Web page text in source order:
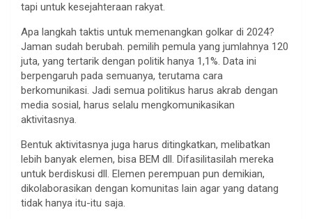
tapi untuk kesejahteraan rakyat.
Apa langkah taktis untuk memenangkan golkar di 2024?
Jaman sudah berubah. pemilih pemula yang jumlahnya 120
juta, yang tertarik dengan politik hanya 1,1%. Data ini
berpengaruh pada semuanya, terutama cara
berkomunikasi. Jadi semua politikus harus akrab dengan
media sosial, harus selalu mengkomunikasikan
aktivitasnya.
Bentuk aktivitasnya juga harus ditingkatkan, melibatkan
lebih banyak elemen, bisa BEM dll. Difasilitasilah mereka
untuk berdiskusi dll. Elemen perempuan pun demikian,
dikolaborasikan dengan komunitas lain agar yang datang
tidak hanya itu-itu saja.